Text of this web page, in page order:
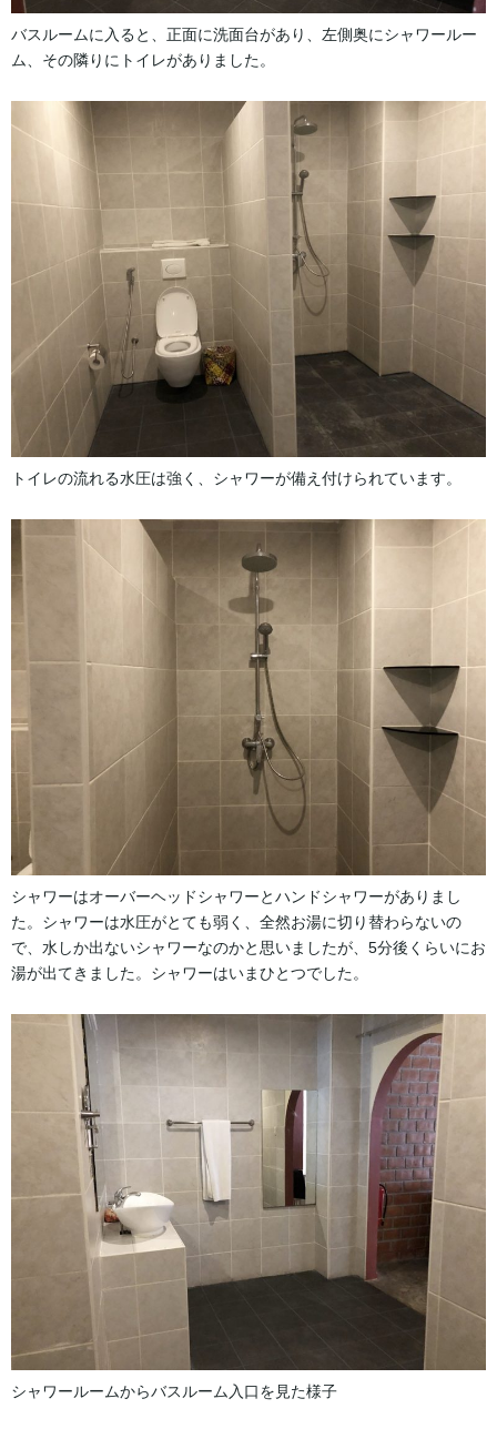
バスルームに入ると、正面に洗面台があり、左側奥にシャワールー
ム、その隣りにトイレがありました。
トイレの流れる水圧は強く、シャワーが備え付けられています。
シャワーはオーバーヘッドシャワーとハンドシャワーがありまし
た。シャワーは水圧がとても弱く、全然お湯に切り替わらないの
で、水しか出ないシャワーなのかと思いましたが、5分後くらいにお
湯が出てきました。シャワーはいまひとつでした。
シャワールームからバスルーム入口を見た様子